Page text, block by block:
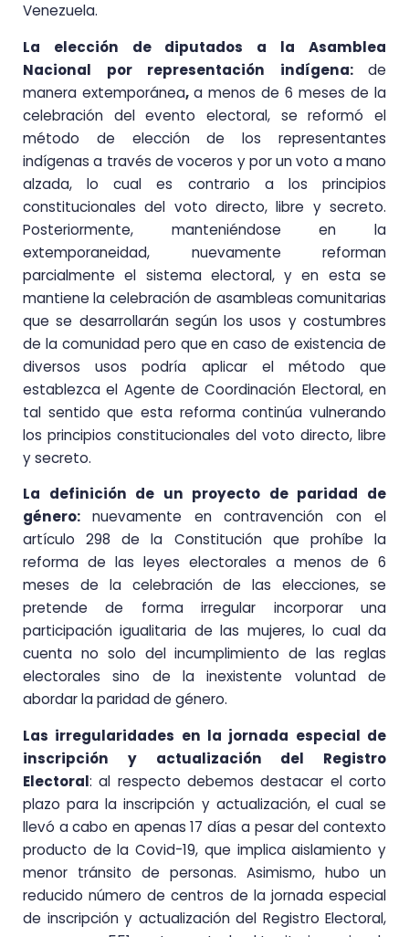
Venezuela.
La elección de diputados a la Asamblea
Nacional por representación indígena: de
manera extemporánea, a menos de 6 meses de la
celebración del evento electoral, se reformó el
método de elección de los representantes
indígenas a través de voceros y por un voto a mano
alzada, lo cual es contrario a los principios
constitucionales del voto directo, libre y secreto.
Posteriormente, manteniéndose en la
extemporaneidad, nuevamente reforman
parcialmente el sistema electoral, y en esta se
mantiene la celebración de asambleas comunitarias
que se desarrollarán según los usos y costumbres
de la comunidad pero que en caso de existencia de
diversos usos podría aplicar el método que
establezca el Agente de Coordinación Electoral, en
tal sentido que esta reforma continúa vulnerando
los principios constitucionales del voto directo, libre
y secreto.
La definición de un proyecto de paridad de
género: nuevamente en contravención con el
artículo 298 de la Constitución que prohíbe la
reforma de las leyes electorales a menos de 6
meses de la celebración de las elecciones, se
pretende de forma irregular incorporar una
participación igualitaria de las mujeres, lo cual da
cuenta no solo del incumplimiento de las reglas
electorales sino de la inexistente voluntad de
abordar la paridad de género.
Las irregularidades en la jornada especial de
inscripción y actualización del Registro
Electoral: al respecto debemos destacar el corto
plazo para la inscripción y actualización, el cual se
llevó a cabo en apenas 17 días a pesar del contexto
producto de la Covid-19, que implica aislamiento y
menor tránsito de personas. Asimismo, hubo un
reducido número de centros de la jornada especial
de inscripción y actualización del Registro Electoral,